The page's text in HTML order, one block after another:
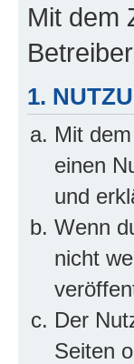
Mit dem
1.
Mit
einen
und
Wenn
nicht
Der
Seiten